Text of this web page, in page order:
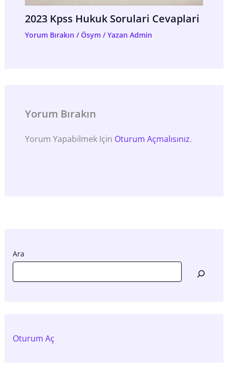
2023 Kpss Hukuk Sorulari Cevaplari
Yorum Bırakın /Ösym/ Yazan Admin
Yorum Bırakın
Yorum Yapabilmek Için Oturum Açmalısınız.
Ara
Oturum Aç